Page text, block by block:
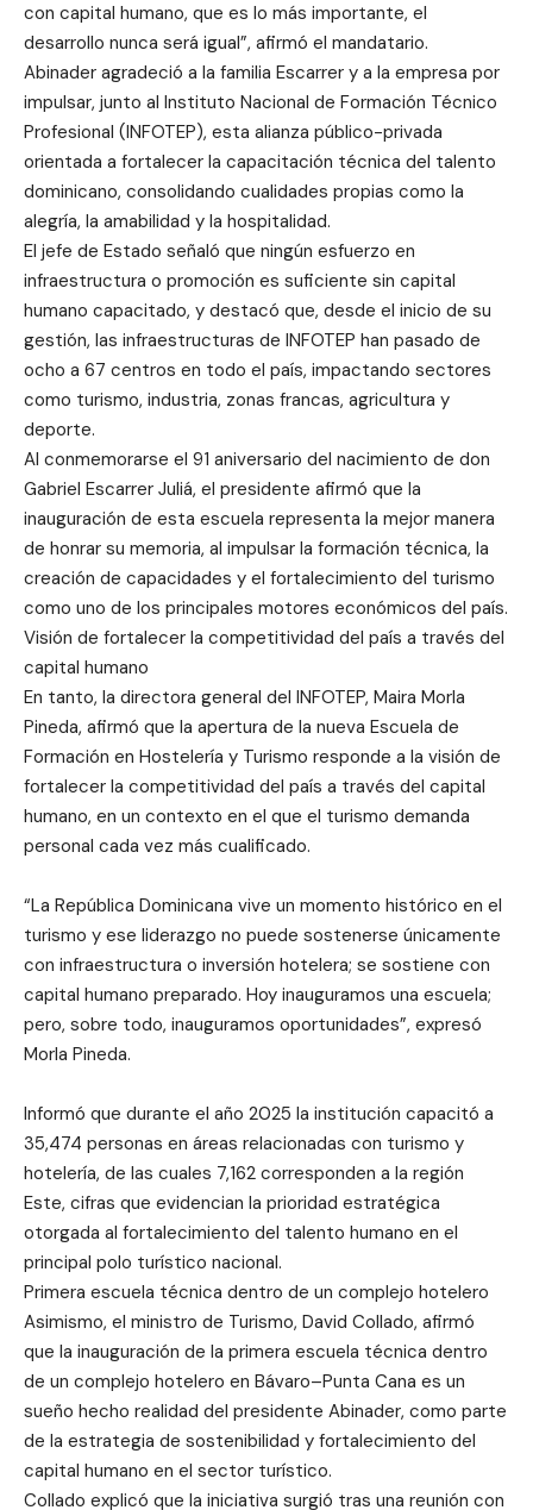
con capital humano, que es lo más importante, el
desarrollo nunca será igual”, afirmó el mandatario.
Abinader agradeció a la familia Escarrer y a la empresa por
impulsar, junto al Instituto Nacional de Formación Técnico
Profesional (INFOTEP), esta alianza público-privada
orientada a fortalecer la capacitación técnica del talento
dominicano, consolidando cualidades propias como la
alegría, la amabilidad y la hospitalidad.
El jefe de Estado señaló que ningún esfuerzo en
infraestructura o promoción es suficiente sin capital
humano capacitado, y destacó que, desde el inicio de su
gestión, las infraestructuras de INFOTEP han pasado de
ocho a 67 centros en todo el país, impactando sectores
como turismo, industria, zonas francas, agricultura y
deporte.
Al conmemorarse el 91 aniversario del nacimiento de don
Gabriel Escarrer Juliá, el presidente afirmó que la
inauguración de esta escuela representa la mejor manera
de honrar su memoria, al impulsar la formación técnica, la
creación de capacidades y el fortalecimiento del turismo
como uno de los principales motores económicos del país.
Visión de fortalecer la competitividad del país a través del
capital humano
En tanto, la directora general del INFOTEP, Maira Morla
Pineda, afirmó que la apertura de la nueva Escuela de
Formación en Hostelería y Turismo responde a la visión de
fortalecer la competitividad del país a través del capital
humano, en un contexto en el que el turismo demanda
personal cada vez más cualificado.
“La República Dominicana vive un momento histórico en el
turismo y ese liderazgo no puede sostenerse únicamente
con infraestructura o inversión hotelera; se sostiene con
capital humano preparado. Hoy inauguramos una escuela;
pero, sobre todo, inauguramos oportunidades”, expresó
Morla Pineda.
Informó que durante el año 2025 la institución capacitó a
35,474 personas en áreas relacionadas con turismo y
hotelería, de las cuales 7,162 corresponden a la región
Este, cifras que evidencian la prioridad estratégica
otorgada al fortalecimiento del talento humano en el
principal polo turístico nacional.
Primera escuela técnica dentro de un complejo hotelero
Asimismo, el ministro de Turismo, David Collado, afirmó
que la inauguración de la primera escuela técnica dentro
de un complejo hotelero en Bávaro–Punta Cana es un
sueño hecho realidad del presidente Abinader, como parte
de la estrategia de sostenibilidad y fortalecimiento del
capital humano en el sector turístico.
Collado explicó que la iniciativa surgió tras una reunión con